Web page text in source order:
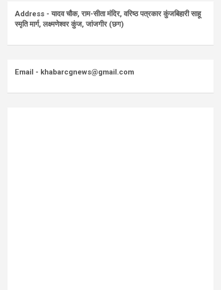
Address - यादव चौक, राम-सीता मंदिर, वरिष्ठ पत्रकार कुंजबिहारी साहू
स्मृति मार्ग, लक्ष्मणेश्वर कुंज, जांजगीर (छग)
Email - khabarcgnews@gmail.com